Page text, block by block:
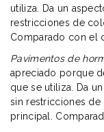
utiliza. Da un
restricciones de
Comparado con el
Pavimentos de
apreciado porque
que se utiliza. Da
sin restricciones de
principal.